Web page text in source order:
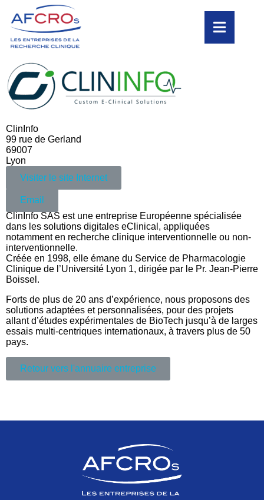
ClinInfo
99 rue de Gerland
69007
Lyon
Visiter le site Internet
Email
ClinInfo SAS est une entreprise Européenne spécialisée
dans les solutions digitales eClinical, appliquées
notamment en recherche clinique interventionnelle ou non-
interventionnelle.
Créée en 1998, elle émane du Service de Pharmacologie
Clinique de l’Université Lyon 1, dirigée par le Pr. Jean-Pierre
Boissel.
Forts de plus de 20 ans d’expérience, nous proposons des
solutions adaptées et personnalisées, pour des projets
allant d’études expérimentales de BioTech jusqu’à de larges
essais multi-centriques internationaux, à travers plus de 50
pays.
Retour vers l'annuaire entreprise